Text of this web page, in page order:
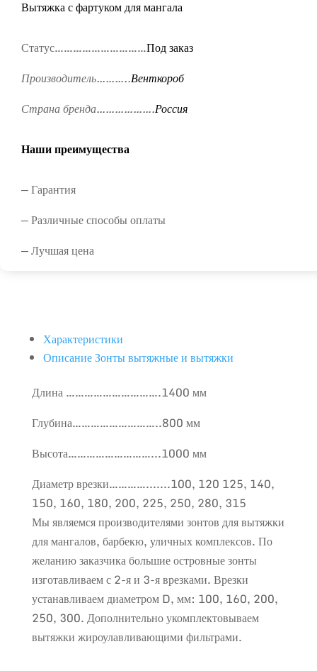
Вытяжка с фартуком для мангала
Статус…………………………Под заказ
Производитель………..Венткороб
Страна бренда……………….Россия
Наши преимущества
— Гарантия
— Различные способы оплаты
— Лучшая цена
Характеристики
Описание Зонты вытяжные и вытяжки
Длина ………………………….1400 мм
Глубина………………………..800 мм
Высота………………………...1000 мм
Диаметр врезки………….......100, 120 125, 140,
150, 160, 180, 200, 225, 250, 280, 315
Мы являемся производителями зонтов для вытяжки
для мангалов, барбекю, уличных комплексов. По
желанию заказчика большие островные зонты
изготавливаем с 2-я и 3-я врезками. Врезки
устанавливаем диаметром D, мм: 100, 160, 200,
250, 300. Дополнительно укомплектовываем
вытяжки жироулавливающими фильтрами.